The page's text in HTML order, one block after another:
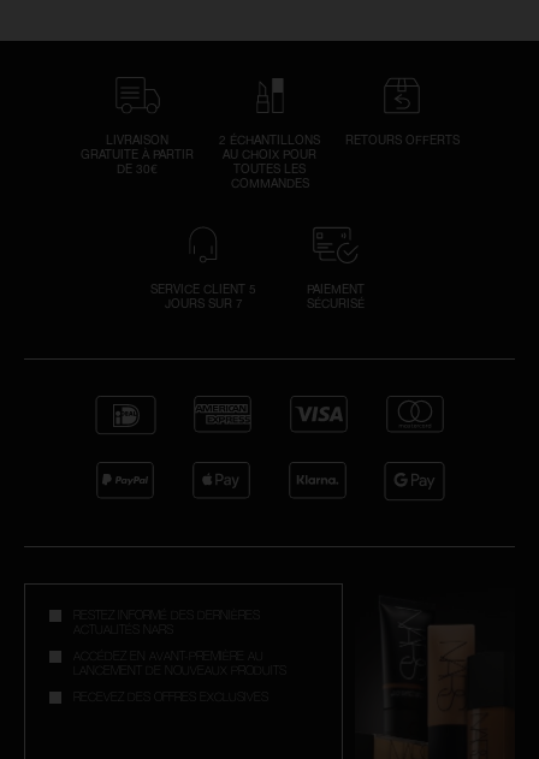
LIVRAISON
GRATUITE À PARTIR
DE 30€
2 ÉCHANTILLONS
AU CHOIX POUR
TOUTES LES
COMMANDES
RETOURS OFFERTS
SERVICE CLIENT 5
JOURS SUR 7
PAIEMENT
SÉCURISÉ
RESTEZ INFORMÉ DES DERNIÈRES
ACTUALITÉS NARS
ACCÉDEZ EN AVANT-PREMIÈRE AU
LANCEMENT DE NOUVEAUX PRODUITS
RECEVEZ DES OFFRES EXCLUSIVES